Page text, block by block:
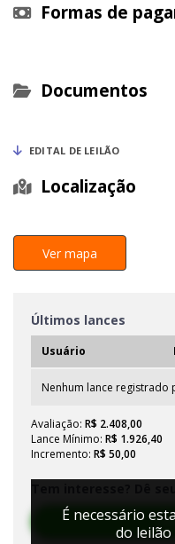
Formas de
Documentos
EDITAL DE LEILÃO
Localização
Ver mapa
Últimos lances
Usuário
Nenhum lance registrado
Avaliação: R$ 2.408,00
Lance Mínimo: R$ 1.926,40
Incremento: R$ 50,00
É necessário
do